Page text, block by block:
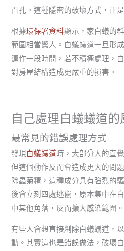
百孔。這種隱密的破壞方式，正
根據環保署資料顯示，家白蟻的
範圍相當驚人。白蟻蟻道一旦形
運作一段時間，若不積極處理，
對房屋結構造成更嚴重的損害。
自己處理白蟻蟻道的
最常見的錯誤處理方式
發現白蟻蟻道時，大部分人的直
但這個動作反而會造成更大的問
除蟲菊精，這種成分具有強烈的
後會立刻四處逃竄，原本集中在
中其他角落，反而擴大感染範圍。
有些人會想直接剷除白蟻蟻道，
動。其實這也是錯誤做法，破壞